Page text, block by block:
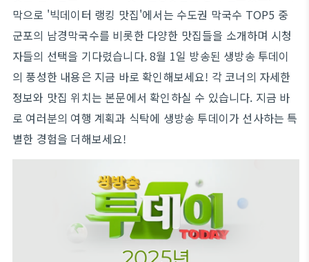
막으로 '빅데이터 랭킹 맛집'에서는 수도권 막국수 TOP5 중
군포의 남경막국수를 비롯한 다양한 맛집들을 소개하며 시청
자들의 선택을 기다렸습니다. 8월 1일 방송된 생방송 투데이
의 풍성한 내용은 지금 바로 확인해보세요! 각 코너의 자세한
정보와 맛집 위치는 본문에서 확인하실 수 있습니다. 지금 바
로 여러분의 여행 계획과 식탁에 생방송 투데이가 선사하는 특
별한 경험을 더해보세요!